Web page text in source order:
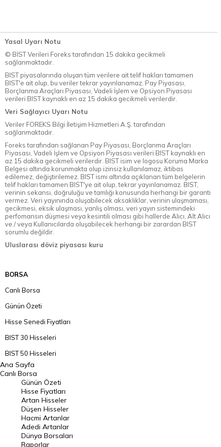
Yasal Uyarı Notu
© BİST Verileri Foreks tarafından 15 dakika gecikmeli
sağlanmaktadır.
BIST piyasalarında oluşan tüm verilere ait telif hakları tamamen
BIST'e ait olup, bu veriler tekrar yayınlanamaz. Pay Piyasası,
Borçlanma Araçları Piyasası, Vadeli İşlem ve Opsiyon Piyasası
verileri BIST kaynaklı en az 15 dakika gecikmeli verilerdir.
Veri Sağlayıcı Uyarı Notu
Veriler FOREKS Bilgi İletişim Hizmetleri A.Ş. tarafından
sağlanmaktadır.
Foreks tarafından sağlanan Pay Piyasası, Borçlanma Araçları
Piyasası, Vadeli İşlem ve Opsiyon Piyasası verileri BIST kaynaklı en
az 15 dakika gecikmeli verilerdir. BIST isim ve logosu Koruma Marka
Belgesi altında korunmakta olup izinsiz kullanılamaz, iktibas
edilemez, değiştirilemez. BIST ismi altında açıklanan tüm belgelerin
telif hakları tamamen BIST'ye ait olup, tekrar yayınlanamaz. BIST,
verinin sekansı, doğruluğu ve tamlığı konusunda herhangi bir garanti
vermez. Veri yayınında oluşabilecek aksaklıklar, verinin ulaşmaması,
gecikmesi, eksik ulaşması, yanlış olması, veri yayın sistemindeki
perfomansın düşmesi veya kesintili olması gibi hallerde Alıcı, Alt Alıcı
ve / veya Kullanıcılarda oluşabilecek herhangi bir zarardan BIST
sorumlu değildir.
Uluslarası döviz piyasası kuru
BORSA
Canlı Borsa
Günün Özeti
Hisse Senedi Fiyatları
BIST 30 Hisseleri
BIST 50 Hisseleri
BIST 100 Hisseleri
En Çok Artan Hisseler
En Çok Düşen Hisseler
Hacmi Artanlar
Geçmiş Kapanışlar
Ana Sayfa
Canlı Borsa
Günün Özeti
Hisse Fiyatları
Artan Hisseler
Düşen Hisseler
Hacmi Artanlar
Adedi Artanlar
Dünya Borsaları
Raporlar